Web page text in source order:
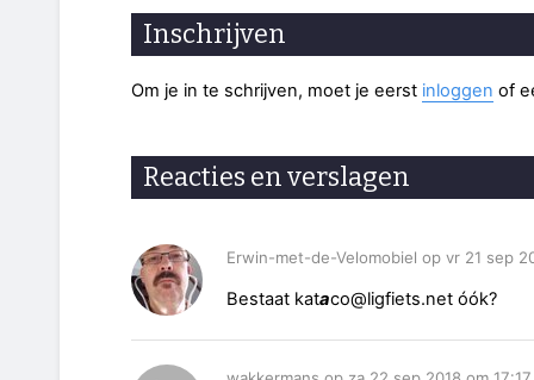
Inschrijven
Om je in te schrijven, moet je eerst inloggen of
Reacties en verslagen
Erwin-met-de-Velomobiel op vr 21 sep
Bestaat kataco@ligfiets.net óók?